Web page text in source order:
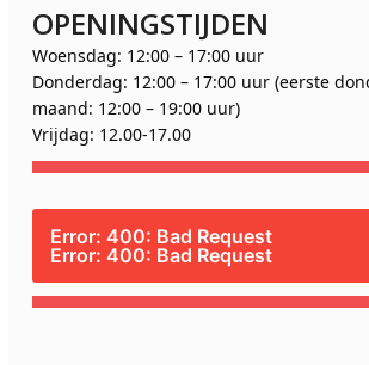
OPENINGSTIJDEN
Woensdag: 12:00 – 17:00 uur
Donderdag: 12:00 – 17:00 uur (eerste
maand: 12:00 – 19:00 uur)
Vrijdag: 12.00-17.00
Error: 400: Bad Request
Error: 400: Bad Request